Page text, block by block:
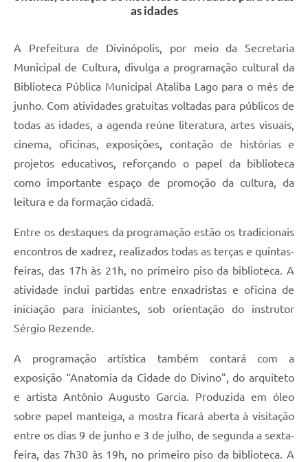
as idades
A Prefeitura de Divinópolis, por meio da Secretaria
Municipal de Cultura, divulga a programação cultural da
Biblioteca Pública Municipal Ataliba Lago para o mês de
junho. Com atividades gratuitas voltadas para públicos de
todas as idades, a agenda reúne literatura, artes visuais,
cinema, oficinas, exposições, contação de histórias e
projetos educativos, reforçando o papel da biblioteca
como importante espaço de promoção da cultura, da
leitura e da formação cidadã.
Entre os destaques da programação estão os tradicionais
encontros de xadrez, realizados todas as terças e quintas-
feiras, das 17h às 21h, no primeiro piso da biblioteca. A
atividade inclui partidas entre enxadristas e oficina de
iniciação para iniciantes, sob orientação do instrutor
Sérgio Rezende.
A programação artística também contará com a
exposição “Anatomia da Cidade do Divino”, do arquiteto
e artista Antônio Augusto Garcia. Produzida em óleo
sobre papel manteiga, a mostra ficará aberta à visitação
entre os dias 9 de junho e 3 de julho, de segunda a sexta-
feira, das 7h30 às 19h, no primeiro piso da biblioteca. A